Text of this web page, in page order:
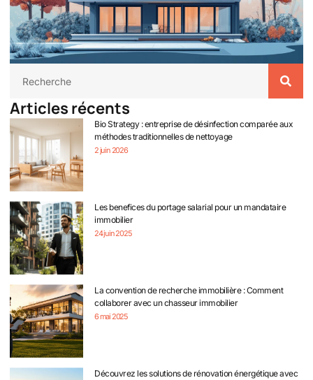
Articles récents
Bio Strategy : entreprise de désinfection comparée aux
méthodes traditionnelles de nettoyage
2 juin 2026
Les benefices du portage salarial pour un mandataire
immobilier
24 juin 2025
La convention de recherche immobilière : Comment
collaborer avec un chasseur immobilier
6 mai 2025
Découvrez les solutions de rénovation énergétique avec